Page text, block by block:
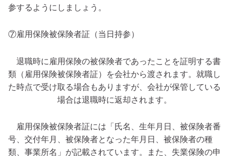
参するようにしましょう。
⑦雇用保険被保険者証（当日持参）
退職時に雇用保険の被保険者であったことを証明する書
類（雇用保険被保険者証）を会社から渡されます。就職し
た時点で受け取る場合もありますが、会社が保管している
場合は退職時に返却されます。
雇用保険被保険者証には「氏名、生年月日、被保険者番
号、交付年月、被保険者となった年月日、被保険者の種
類、事業所名」が記載されています。また、失業保険の申